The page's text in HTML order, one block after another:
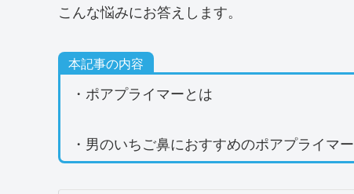
こんな悩みにお答えします。
本記事の内容
・ポアプライマーとは
・男のいちご鼻におすすめのポアプライマー